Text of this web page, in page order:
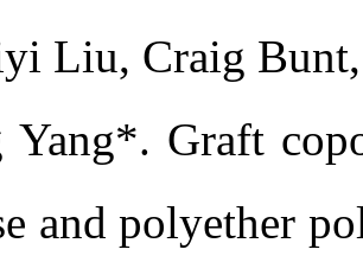
Liu, Craig
Yang*. Graft
and polyether